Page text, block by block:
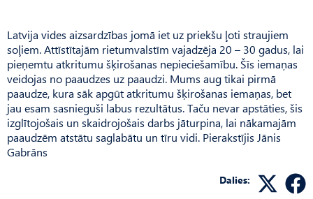
Latvija vides aizsardzības jomā iet uz priekšu ļoti straujiem
soļiem. Attīstītajām rietumvalstīm vajadzēja 20 – 30 gadus, lai
pieņemtu atkritumu šķirošanas nepieciešamību. Šīs iemaņas
veidojas no paaudzes uz paaudzi. Mums aug tikai pirmā
paaudze, kura sāk apgūt atkritumu šķirošanas iemaņas, bet
jau esam sasnieguši labus rezultātus. Taču nevar apstāties, šis
izglītojošais un skaidrojošais darbs jāturpina, lai nākamajām
paaudzēm atstātu saglabātu un tīru vidi. Pierakstījis Jānis
Gabrāns
Dalies: